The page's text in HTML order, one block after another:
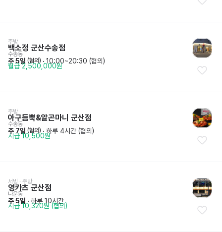
주방
백소정 군산수송점
수송동
주 5일 (협의) · 10:00~20:30 (협의)
월급 2,500,000원
주방
아구듬뿍&알곤마니 군산점
수송동
주 7일 (협의) · 하루 4시간 (협의)
시급 10,500원
서빙 · 주방
영카츠 군산점
나운동
주 5일 · 하루 10시간
시급 10,320원 (협의)